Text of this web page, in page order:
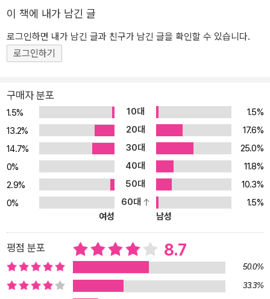
알고리즘과 7개의 데이터 구조 모두를 그림으로 표현하여 개념이나
구조를 직관적으로 이해할 수 있습니다. 이 책을 통해 여러분은 좋은
프로그램을 작성하기 위해 반드시 알아야 할 알고리즘에 대한 기초를
선을 따라가기 쉽게 구성 - 각 알고리즘의 개념이나 계산 효율, 문제
점 등도 설명
이 책에 내가 남긴 글
로그인하면 내가 남긴 글과 친구가 남긴 글을 확인할 수 있습니다.
로그인하기
구매자 분포
1.5% 10대
1.5%
13.2%
20대
17.6%
14.7%
30대
25.0%
0%
40대
11.8%
2.9%
50대
10.3%
0%
60대
1.5%
여성
남성
평점 분포 8.7
50.0%
33.3%